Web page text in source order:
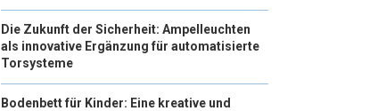
Die Zukunft der Sicherheit: Ampelleuchten
als innovative Ergänzung für automatisierte
Torsysteme
Bodenbett für Kinder: Eine kreative und